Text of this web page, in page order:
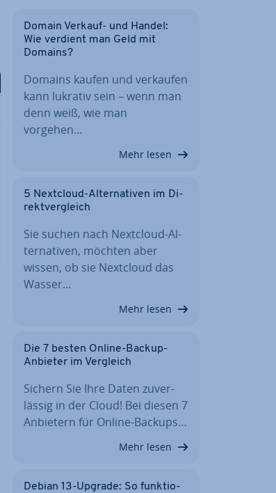
Domain Verkauf- und Handel:
Wie verdient man Geld mit
Domains?
Domains kaufen und verkaufen
kann lukrativ sein – wenn man
denn weiß, wie man
vorgehen…
Mehr lesen
5 Nextcloud-Al­ter­na­ti­ven im Di­
rekt­ver­gleich
Sie suchen nach Nextcloud-Al­
ter­na­ti­ven, möchten aber
wissen, ob sie Nextcloud das
Wasser…
Mehr lesen
Die 7 besten Online-Backup-
Anbieter im Vergleich
Sichern Sie Ihre Daten zu­ver­
läs­sig in der Cloud! Bei diesen 7
Anbietern für Online-Backups…
Mehr lesen
Debian 13-Upgrade: So funk­tio­